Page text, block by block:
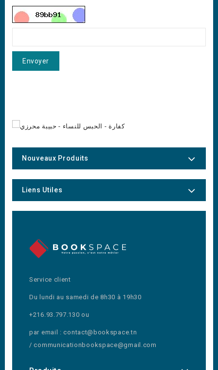
Envoyer
Nouveaux Produits
Liens Utiles
Service client
Du lundi au samedi de 8h30 à 19h30
+216.93.797.130 ou
par email : contact@bookspace.tn
/ communicationbookspace@gmail.com